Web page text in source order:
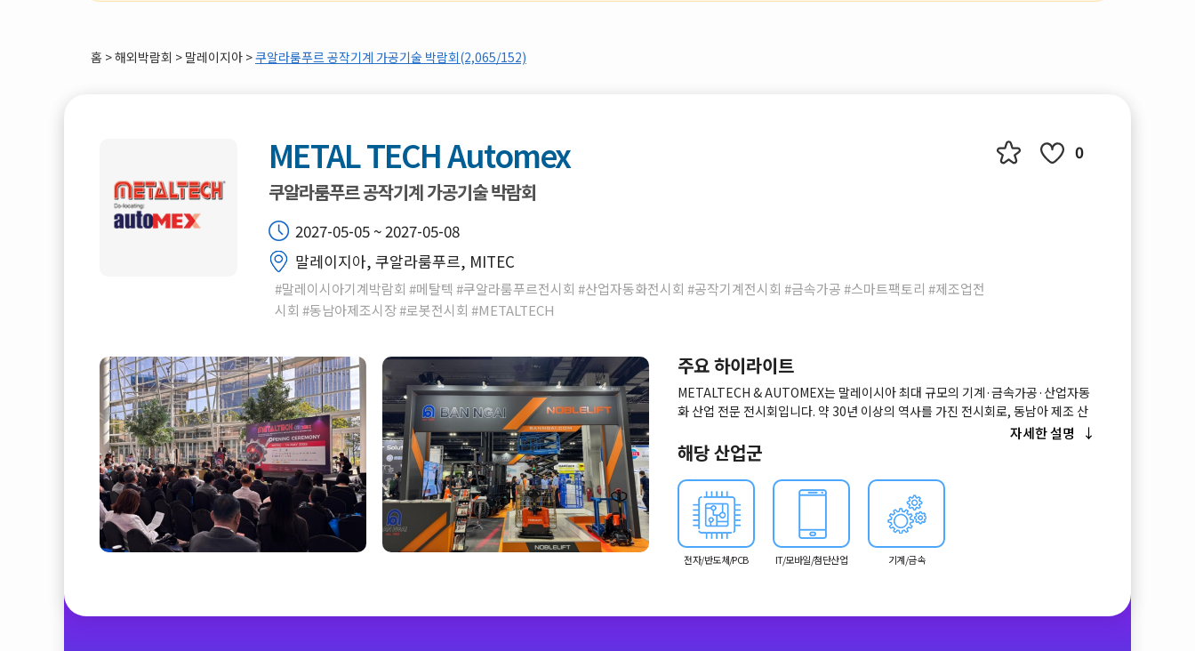
홈 >해외박람회 > 말레이지아 >쿠알라룸푸르 공작기계 가공기술 박람회(2,065/152)
METAL TECH Automex
쿠알라룸푸르 공작기계 가공기술 박람회
2027-05-05 ~ 2027-05-08
말레이지아, 쿠알라룸푸르, MITEC
#말레이시아기계박람회 #메탈텍 #쿠알라룸푸르전시회 #산업자동화전시회 #공작기계전시회 #금속가공 #스마트팩토리 #제조업전
시회 #동남아제조시장 #로봇전시회 #METALTECH
0
주요 하이라이트
METALTECH & AUTOMEX는 말레이시아 최대 규모의 기계·금속가공·산업자동
화 산업 전문 전시회입니다. 약 30년 이상의 역사를 가진 전시회로, 동남아 제조 산
업을 대표하는 행사이며 공작기계, 금속 가공, 산업 자동화, 로봇 기술 을 통합적으
로 다루는 제조 산업 종합 플랫폼입니다. 특히 AUTOMEX(자동화 전시회)와 동시
개최되어 스마트팩토리, 로봇, Industry 4.0 기술까지 확장된 스마트 제조 중심 전
시회로 운영됩니다.
자세한 설명
해당 산업군
전자/반도체/PCB IT/모바일/첨단산업 기계/금속